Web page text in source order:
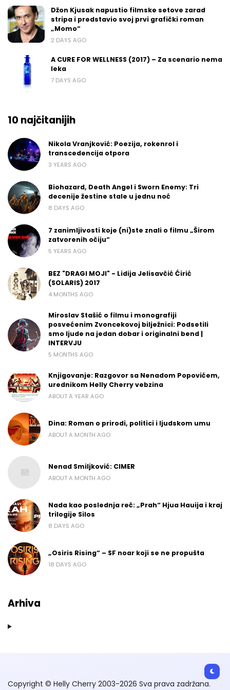
Džon Kjusak napustio filmske setove zarad
stripa i predstavio svoj prvi grafički roman
„Momo“
2 DAYS AGO
A CURE FOR WELLNESS (2017) – Za scenario nema
leka
7 DAYS AGO
10 najčitanijih
Nikola Vranjković: Poezija, rokenrol i
transcedencija otpora
3 YEARS AGO
Biohazard, Death Angel i Sworn Enemy: Tri
decenije žestine stale u jednu noć
8 DAYS AGO
7 zanimljivosti koje (ni)ste znali o filmu „Širom
zatvorenih očiju“
5 YEARS AGO
BEZ "DRAGI MOJI" - Lidija Jelisavčić Ćirić
(SOLARIS) 2017
4 MONTHS AGO
Miroslav Stašić o filmu i monografiji
posvećenim Zvoncekovoj bilježnici: Podsetili
smo ljude na jedan dobar i originalni bend |
INTERVJU
5 MONTHS AGO
Knjigovanje: Razgovor sa Nenadom Popovićem,
urednikom Helly Cherry vebzina
ABOUT A YEAR AGO
Dina: Roman o prirodi, politici i ljudskom umu
ABOUT A MONTH AGO
Nenad Smiljković: CIMER
ABOUT A MONTH AGO
Nada kao poslednja reč: „Prah“ Hjua Hauija i kraj
trilogije Silos
8 DAYS AGO
„Osiris Rising“ – SF noar koji se ne propušta
18 DAYS AGO
Arhiva
Copyright © Helly Cherry 2003-2026 Sva prava zadržana.